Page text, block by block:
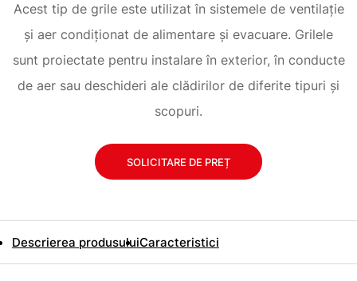
Acest tip de grile este utilizat în sistemele de ventilație
și aer condiționat de alimentare și evacuare. Grilele
sunt proiectate pentru instalare în exterior, în conducte
de aer sau deschideri ale clădirilor de diferite tipuri și
scopuri.
SOLICITARE DE PREȚ
Descrierea produsuluiCaracteristici